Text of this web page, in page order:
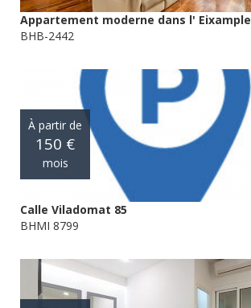
Appartement moderne dans l' Eixample
BHB-2442
À partir de
150 €
mois
Calle Viladomat 85
BHMI 8799